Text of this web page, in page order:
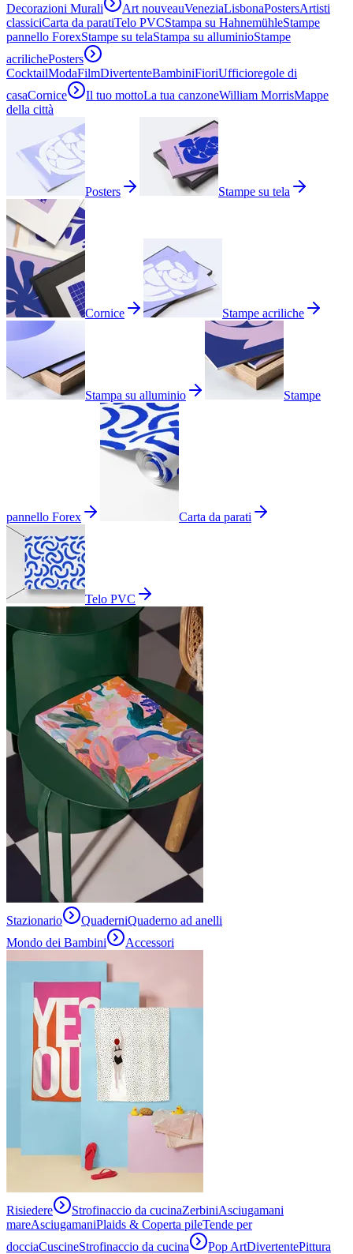
Decorazioni Murali Art nouveauVeneziaLisbonaPostersArtisti
classiciCarta da paratiTelo PVCStampa su HahnemühleStampe
pannello ForexStampe su telaStampa su alluminioStampe
acrilichePosters
CocktailModaFilmDivertenteBambiniFioriUfficioregole di
casaCornice Il tuo mottoLa tua canzoneWilliam MorrisMappe
della città
Posters Stampe su tela
Cornice Stampe acriliche
Stampa su alluminio Stampe
pannello Forex Carta da parati
Telo PVC
Stazionario QuaderniQuaderno ad anelli
Mondo dei Bambini
Accessori
Risiedere Strofinaccio da cucinaZerbiniAsciugamani
mareAsciugamaniPlaids & Coperta pileTende per
docciaCuscineStrofinaccio da cucina Pop ArtDivertentePittura